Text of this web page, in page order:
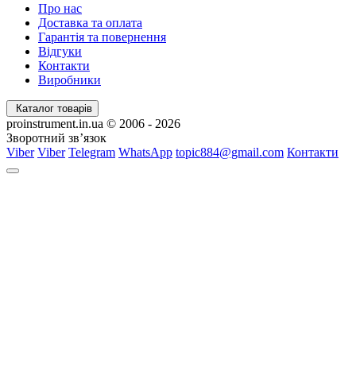
Про нас
Доставка та оплата
Гарантія та повернення
Відгуки
Контакти
Виробники
Каталог товарів
proinstrument.in.ua © 2006 - 2026
Зворотний зв’язок
Viber Viber Telegram WhatsApp topic884@gmail.com Контакти